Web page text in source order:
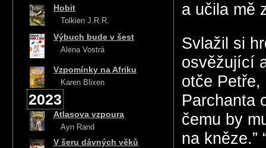
Hobit
Tolkien J.R.R.
Výbuch bude v šest
Alena Vostrá
Vzpomínky na Afriku
Karen Blixen
2023
Atlasova vzpoura
Ayn Rand
V šeru dávných věků
a učila mě
Svlažil si
osvěžující
otče Petře,
Parchanta
čemu by
na kněze.”